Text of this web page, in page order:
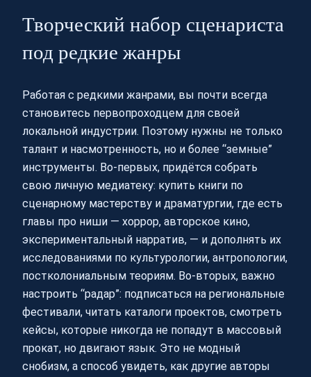
Творческий набор сценариста
под редкие жанры
Работая с редкими жанрами, вы почти всегда
становитесь первопроходцем для своей
локальной индустрии. Поэтому нужны не только
талант и насмотренность, но и более “земные”
инструменты. Во‑первых, придётся собрать
свою личную медиатеку: купить книги по
сценарному мастерству и драматургии, где есть
главы про ниши — хоррор, авторское кино,
экспериментальный нарратив, — и дополнять их
исследованиями по культурологии, антропологии,
постколониальным теориям. Во‑вторых, важно
настроить “радар”: подписаться на региональные
фестивали, читать каталоги проектов, смотреть
кейсы, которые никогда не попадут в массовый
прокат, но двигают язык. Это не модный
снобизм, а способ увидеть, как другие авторы